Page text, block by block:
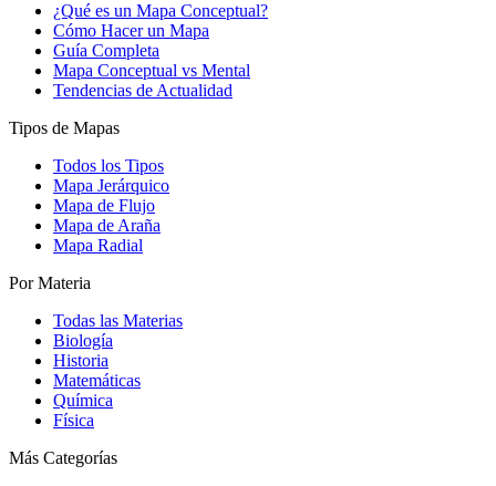
¿Qué es un Mapa Conceptual?
Cómo Hacer un Mapa
Guía Completa
Mapa Conceptual vs Mental
Tendencias de Actualidad
Tipos de Mapas
Todos los Tipos
Mapa Jerárquico
Mapa de Flujo
Mapa de Araña
Mapa Radial
Por Materia
Todas las Materias
Biología
Historia
Matemáticas
Química
Física
Más Categorías